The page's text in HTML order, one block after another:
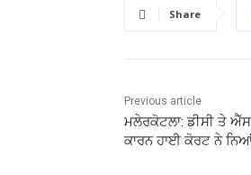
Share
Previous article
ਮਲੇਰਕੋਟਲਾ: ਡੀਸੀ ਤੇ
ਕਾਰਨ ਹਾਈ ਕੋਰਟ ਨੇ